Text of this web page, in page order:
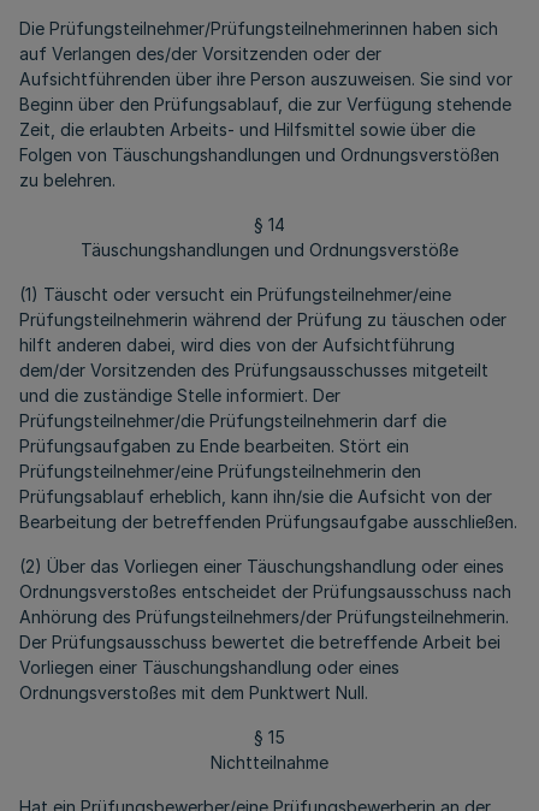
Die Prüfungsteilnehmer/Prüfungsteilnehmerinnen haben sich
auf Verlangen des/der Vorsitzenden oder der
Aufsichtführenden über ihre Person auszuweisen. Sie sind vor
Beginn über den Prüfungsablauf, die zur Verfügung stehende
Zeit, die erlaubten Arbeits- und Hilfsmittel sowie über die
Folgen von Täuschungshandlungen und Ordnungsverstößen
zu belehren.
§ 14
Täuschungshandlungen und Ordnungsverstöße
(1) Täuscht oder versucht ein Prüfungsteilnehmer/eine
Prüfungsteilnehmerin während der Prüfung zu täuschen oder
hilft anderen dabei, wird dies von der Aufsichtführung
dem/der Vorsitzenden des Prüfungsausschusses mitgeteilt
und die zuständige Stelle informiert. Der
Prüfungsteilnehmer/die Prüfungsteilnehmerin darf die
Prüfungsaufgaben zu Ende bearbeiten. Stört ein
Prüfungsteilnehmer/eine Prüfungsteilnehmerin den
Prüfungsablauf erheblich, kann ihn/sie die Aufsicht von der
Bearbeitung der betreffenden Prüfungsaufgabe ausschließen.
(2) Über das Vorliegen einer Täuschungshandlung oder eines
Ordnungsverstoßes entscheidet der Prüfungsausschuss nach
Anhörung des Prüfungsteilnehmers/der Prüfungsteilnehmerin.
Der Prüfungsausschuss bewertet die betreffende Arbeit bei
Vorliegen einer Täuschungshandlung oder eines
Ordnungsverstoßes mit dem Punktwert Null.
§ 15
Nichtteilnahme
Hat ein Prüfungsbewerber/eine Prüfungsbewerberin an der